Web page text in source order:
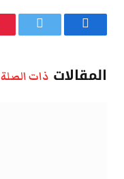
فيسبوك تويتر
المقالات ذات الصلة